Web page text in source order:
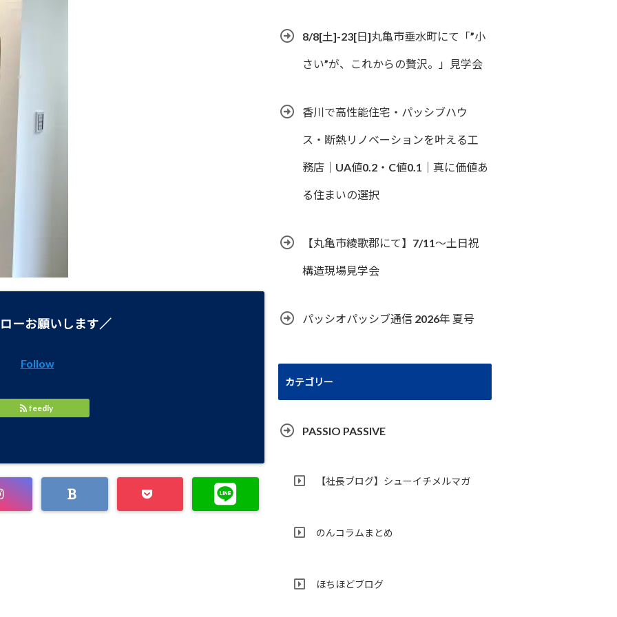
ーお願いします／
Follow
feedly
8/8[土]-23[日]丸亀市垂水町にて「”小
さい”が、これからの贅沢。」見学会
香川で高性能住宅・パッシブハウ
ス・断熱リノベーションを叶える工
務店｜UA値0.2・C値0.1｜真に価値あ
る住まいの選択
【丸亀市綾歌郡にて】7/11～土日祝
構造現場見学会
パッシオパッシブ通信 2026年 夏号
カテゴリー
PASSIO PASSIVE
【社長ブログ】シューイチメルマガ
のんコラムまとめ
ほちほどブログ